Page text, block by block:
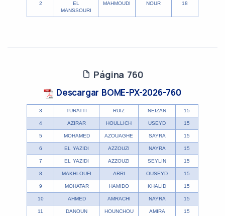
2
EL
MANSSOURI
MAHMOUDI NOUR 18
Página 760
Descargar BOME-PX-2026-760
3 TURATTI RUIZ NEIZAN 15
4 AZIRAR HOULLICH USEYD 15
5 MOHAMED AZOUAGHE SAYRA 15
6 EL YAZIDI AZZOUZI NAYRA 15
7 EL YAZIDI AZZOUZI SEYLIN 15
8 MAKHLOUFI ARRI OUSEYD 15
9 MOHATAR HAMIDO KHALID 15
10 AHMED AMRACHI NAYRA 15
11 DANOUN HOUNCHOU AMIRA 15